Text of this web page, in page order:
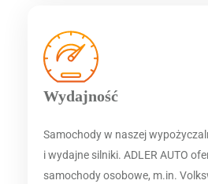
Wydajność
Samochody w naszej
i wydajne silniki. ADLER AUTO
samochody osobowe, m.in.